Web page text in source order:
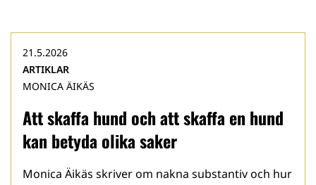
Att skaffa hund och att skaffa en hund
kan betyda olika saker
21.5.2026
ARTIKLAR
MONICA ÄIKÄS
Monica Äikäs skriver om nakna substantiv och hur